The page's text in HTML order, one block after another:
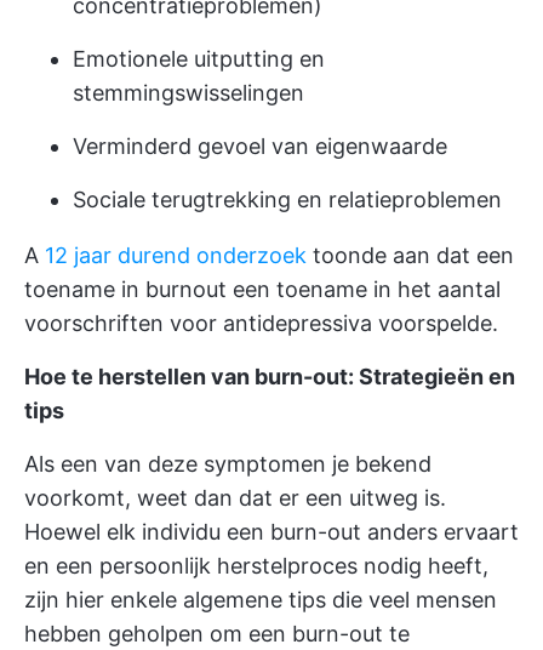
concentratieproblemen)
Emotionele uitputting en
stemmingswisselingen
Verminderd gevoel van eigenwaarde
Sociale terugtrekking en relatieproblemen
A 12 jaar durend onderzoek toonde aan dat een
toename in burnout een toename in het aantal
voorschriften voor antidepressiva voorspelde.
Hoe te herstellen van burn-out: Strategieën en
tips
Als een van deze symptomen je bekend
voorkomt, weet dan dat er een uitweg is.
Hoewel elk individu een burn-out anders ervaart
en een persoonlijk herstelproces nodig heeft,
zijn hier enkele algemene tips die veel mensen
hebben geholpen om een burn-out te